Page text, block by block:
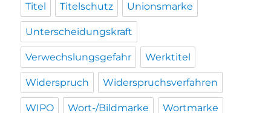
Titel Titelschutz Unionsmarke
Unterscheidungskraft
Verwechslungsgefahr Werktitel
Widerspruch Widerspruchsverfahren
WIPO Wort-/Bildmarke Wortmarke